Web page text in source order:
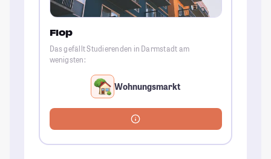
Flop
Das gefällt Studierenden in Darmstadt am
wenigsten:
Wohnungsmarkt